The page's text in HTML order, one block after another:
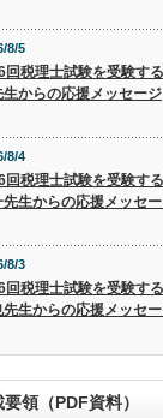
8/5
回税理士試験を受験す
生からの応援メッセージ
8/4
回税理士試験を受験す
先生からの応援メッセ
8/3
回税理士試験を受験す
先生からの応援メッセ
領（PDF資料）